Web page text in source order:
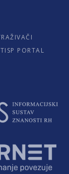
SP PORTAL